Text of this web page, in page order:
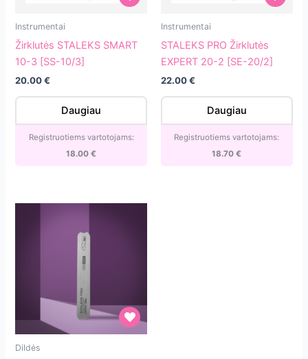
Žirklutės
STALEKS
SMART
3
Instrumentai
Žirklutės STALEKS SMART
10-3 [SS-10/3]
20.00€
Daugiau
Registruotiems vartotojams:
18.00€
STALEKS
20-
20/2]
Instrumentai
STALEKS PRO Žirklutės
EXPERT 20-2 [SE-20/2]
22.00€
Daugiau
Registruotiems vartotojams:
18.70€
Metalinė
Dildės